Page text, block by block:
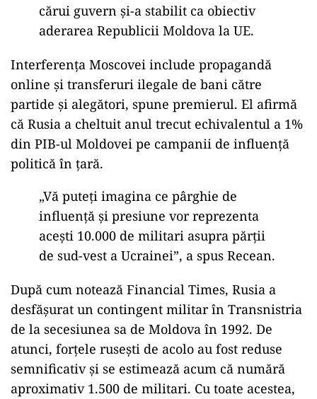
cărui guvern și-a stabilit ca obiectiv
aderarea Republicii Moldova la UE.
Interferența Moscovei include propagandă
online și transferuri ilegale de bani către
partide și alegători, spune premierul. El afirmă
că Rusia a cheltuit anul trecut echivalentul a 1%
din PIB-ul Moldovei pe campanii de influență
politică în țară.
„Vă puteți imagina ce pârghie de
influență și presiune vor reprezenta
acești 10.000 de militari asupra părții
de sud-vest a Ucrainei”, a spus Recean.
După cum notează Financial Times, Rusia a
desfășurat un contingent militar în Transnistria
de la secesiunea sa de Moldova în 1992. De
atunci, forțele rusești de acolo au fost reduse
semnificativ și se estimează acum că numără
aproximativ 1.500 de militari. Cu toate acestea,